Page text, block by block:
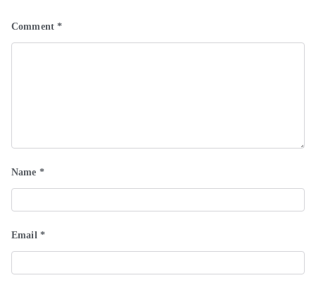
Comment*
Name *
Email *